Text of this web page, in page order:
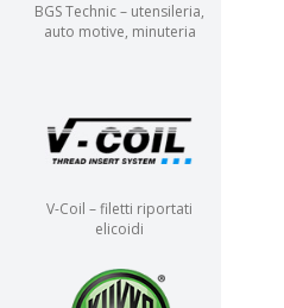
BGS Technic – utensileria,
auto motive, minuteria
V-Coil – filetti riportati
elicoidi